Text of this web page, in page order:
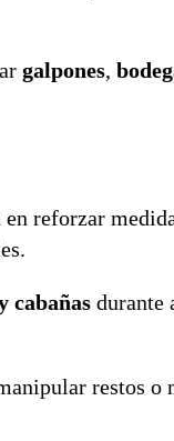
galpones,
reforzar
cabañas durante
restos o